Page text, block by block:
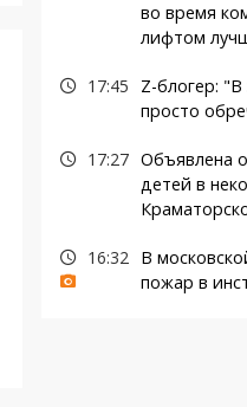
во время
лифтом
17:45
Z-блогер:
просто
17:27 Объявлена
детей в
16:32
В
пожар в